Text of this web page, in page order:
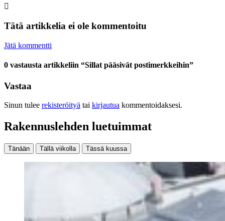
Tätä artikkelia ei ole kommentoitu
Jätä kommentti
0 vastausta artikkeliin “Sillat pääsivät postimerkkeihin”
Vastaa
Sinun tulee rekisteröityä tai kirjautua kommentoidaksesi.
Rakennuslehden luetuimmat
Tänään Tällä viikolla Tässä kuussa